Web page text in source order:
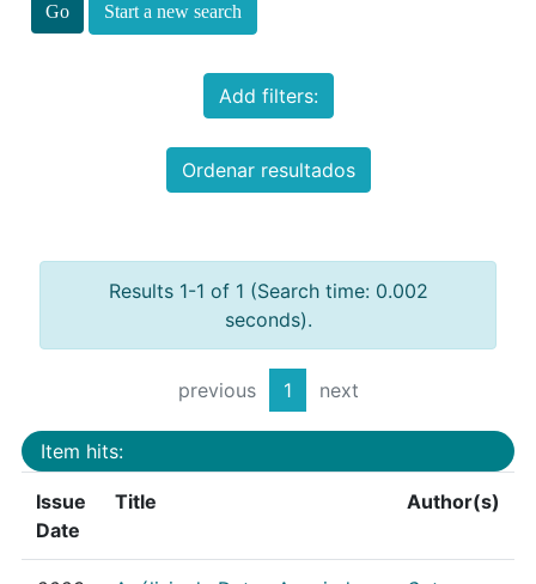
Start a new search
Add filters:
Ordenar resultados
Results 1-1 of 1 (Search time: 0.002
seconds).
previous 1 next
Item hits:
Issue
Date
Title Author(s)